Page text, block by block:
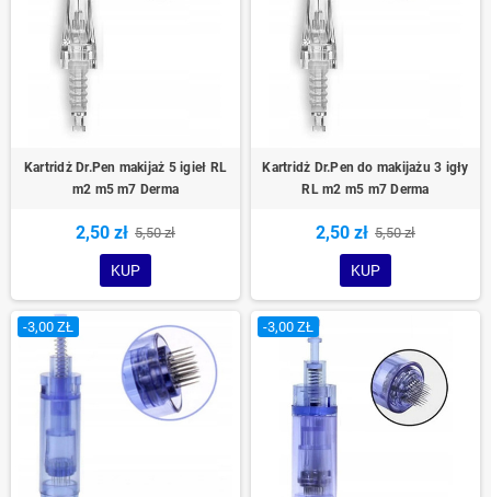
Kartridż Dr.Pen makijaż 5 igieł RL
m2 m5 m7 Derma
2,50 zł 5,50 zł
KUP
Kartridż Dr.Pen do makijażu 3 igły
RL m2 m5 m7 Derma
2,50 zł 5,50 zł
KUP
-3,00 ZŁ -3,00 ZŁ